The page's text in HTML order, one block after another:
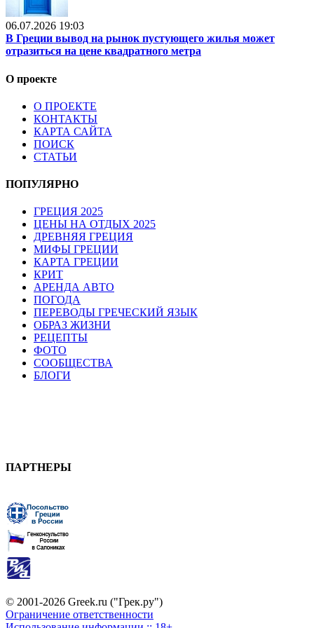
06.07.2026 19:03
В Греции вывод на рынок пустующего жилья может
отразиться на цене квадратного метра
О проекте
О ПРОЕКТЕ
КОНТАКТЫ
КАРТА САЙТА
ПОИСК
СТАТЬИ
ПОПУЛЯРНО
ГРЕЦИЯ 2025
ЦЕНЫ НА ОТДЫХ 2025
ДРЕВНЯЯ ГРЕЦИЯ
МИФЫ ГРЕЦИИ
КАРТА ГРЕЦИИ
КРИТ
АРЕНДА АВТО
ПОГОДА
ПЕРЕВОДЫ ГРЕЧЕСКИЙ ЯЗЫК
ОБРАЗ ЖИЗНИ
РЕЦЕПТЫ
ФОТО
СООБЩЕСТВА
БЛОГИ
ПАРТНЕРЫ
© 2001-2026 Greek.ru ("Грек.ру")
Ограничение ответственности